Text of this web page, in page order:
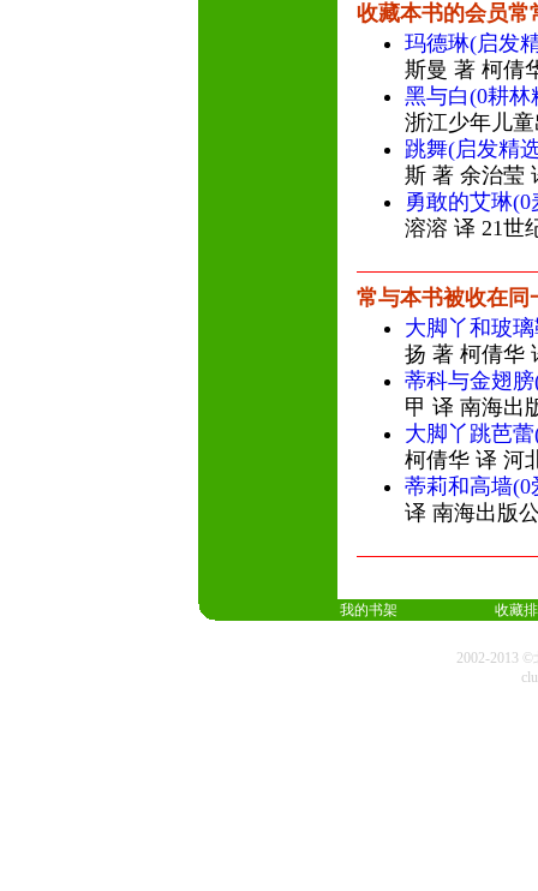
收藏本书的会员常
玛德琳(启发
斯曼 著 柯倩
黑与白(0耕林
浙江少年儿
跳舞(启发精
斯 著 余治莹
勇敢的艾琳
溶溶 译 21世
常与本书被收在同
大脚丫和玻
扬 著 柯倩华
蒂科与金翅
甲 译 南海出
大脚丫跳芭
柯倩华 译 河
蒂莉和高墙
译 南海出版
我的书架 收藏
2002-2013